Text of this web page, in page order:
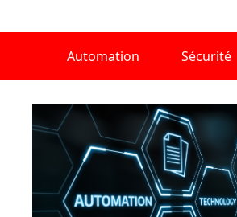
Automation Sécurité